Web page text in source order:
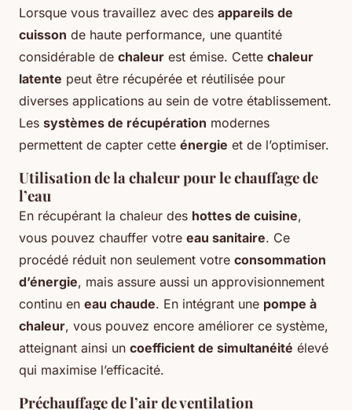
Lorsque vous travaillez avec des appareils de
cuisson de haute performance, une quantité
considérable de chaleur est émise. Cette chaleur
latente peut être récupérée et réutilisée pour
diverses applications au sein de votre établissement.
Les systèmes de récupération modernes
permettent de capter cette énergie et de l’optimiser.
Utilisation de la chaleur pour le chauffage de
l’eau
En récupérant la chaleur des hottes de cuisine,
vous pouvez chauffer votre eau sanitaire. Ce
procédé réduit non seulement votre consommation
d’énergie, mais assure aussi un approvisionnement
continu en eau chaude. En intégrant une pompe à
chaleur, vous pouvez encore améliorer ce système,
atteignant ainsi un coefficient de simultanéité élevé
qui maximise l’efficacité.
Préchauffage de l’air de ventilation